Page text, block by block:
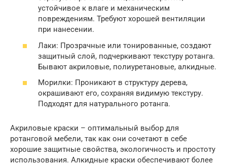
устойчивое к влаге и механическим
повреждениям. Требуют хорошей вентиляции
при нанесении.
Лаки: Прозрачные или тонированные, создают
защитный слой, подчеркивают текстуру ротанга.
Бывают акриловые, полиуретановые, алкидные.
Морилки: Проникают в структуру дерева,
окрашивают его, сохраняя видимую текстуру.
Подходят для натурального ротанга.
Акриловые краски – оптимальный выбор для
ротанговой мебели, так как они сочетают в себе
хорошие защитные свойства, экологичность и простоту
использования. Алкидные краски обеспечивают более